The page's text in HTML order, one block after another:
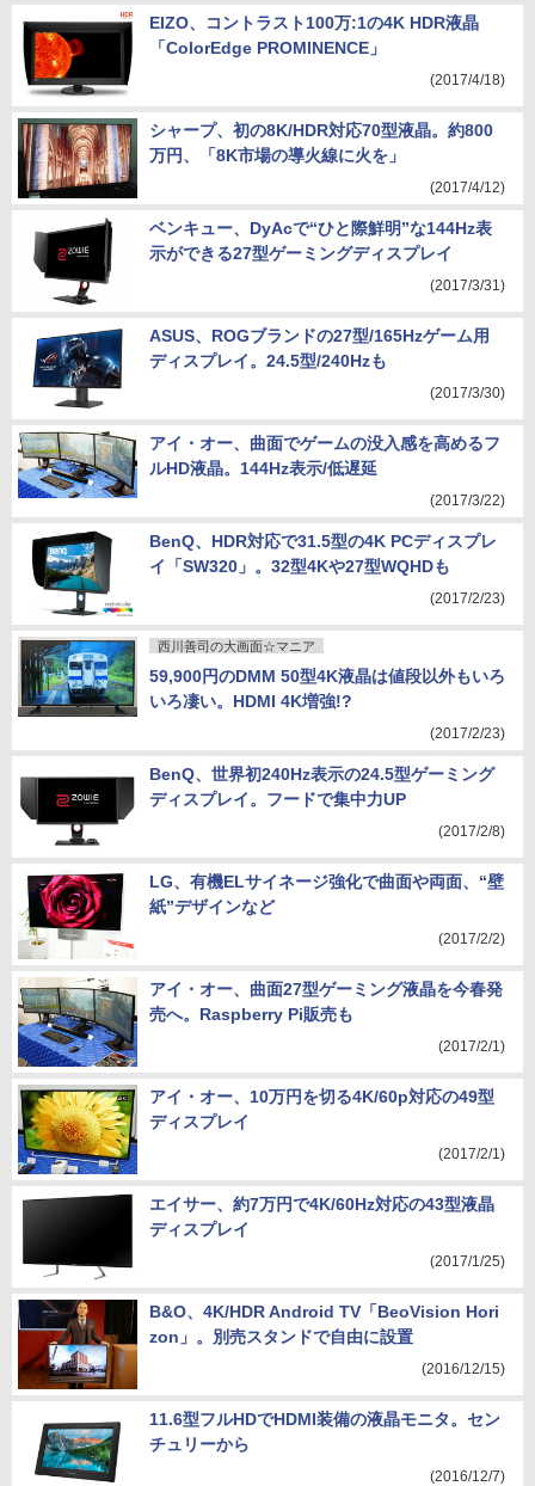
EIZO、コントラスト100万:1の4K HDR液晶
「ColorEdge PROMINENCE」
(2017/4/18)
シャープ、初の8K/HDR対応70型液晶。約800
万円、「8K市場の導火線に火を」
(2017/4/12)
ベンキュー、DyAcで“ひと際鮮明”な144Hz表
示ができる27型ゲーミングディスプレイ
(2017/3/31)
ASUS、ROGブランドの27型/165Hzゲーム用
ディスプレイ。24.5型/240Hzも
(2017/3/30)
アイ・オー、曲面でゲームの没入感を高めるフ
ルHD液晶。144Hz表示/低遅延
(2017/3/22)
BenQ、HDR対応で31.5型の4K PCディスプレ
イ「SW320」。32型4Kや27型WQHDも
(2017/2/23)
西川善司の大画面☆マニア
59,900円のDMM 50型4K液晶は値段以外もいろ
いろ凄い。HDMI 4K増強!?
(2017/2/23)
BenQ、世界初240Hz表示の24.5型ゲーミング
ディスプレイ。フードで集中力UP
(2017/2/8)
LG、有機ELサイネージ強化で曲面や両面、“壁
紙”デザインなど
(2017/2/2)
アイ・オー、曲面27型ゲーミング液晶を今春発
売へ。Raspberry Pi販売も
(2017/2/1)
アイ・オー、10万円を切る4K/60p対応の49型
ディスプレイ
(2017/2/1)
エイサー、約7万円で4K/60Hz対応の43型液晶
ディスプレイ
(2017/1/25)
B&O、4K/HDR Android TV「BeoVision Hori
zon」。別売スタンドで自由に設置
(2016/12/15)
11.6型フルHDでHDMI装備の液晶モニタ。セン
チュリーから
(2016/12/7)